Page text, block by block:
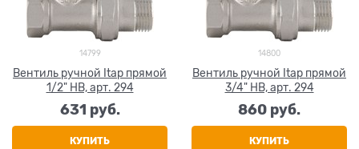
14799
Вентиль ручной Itap прямой
1/2" НВ, арт. 294
631 руб.
КУПИТЬ
14800
Вентиль ручной Itap прямой
3/4" НВ, арт. 294
860 руб.
КУПИТЬ